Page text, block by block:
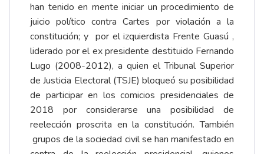
han tenido en mente iniciar un procedimiento de
juicio político contra Cartes por violación a la
constitución; y por el izquierdista Frente Guasú ,
liderado por el ex presidente destituido Fernando
Lugo (2008-2012), a quien el Tribunal Superior
de Justicia Electoral (TSJE) bloqueó su posibilidad
de participar en los comicios presidenciales de
2018 por considerarse una posibilidad de
reelección proscrita en la constitución. También
grupos de la sociedad civil se han manifestado en